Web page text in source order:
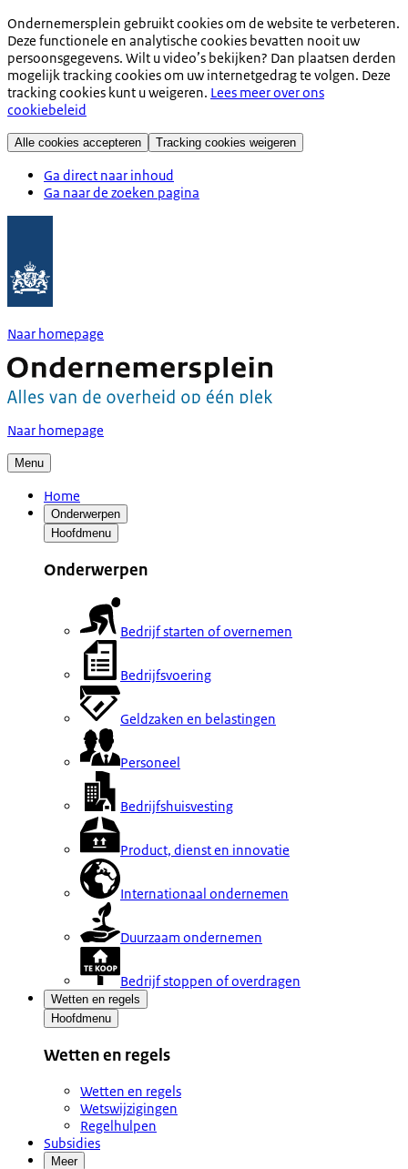
Ondernemersplein gebruikt cookies om de website te verbeteren.
Deze functionele en analytische cookies bevatten nooit uw
persoonsgegevens. Wilt u video’s bekijken? Dan plaatsen derden
mogelijk tracking cookies om uw internetgedrag te volgen. Deze
tracking cookies kunt u weigeren. Lees meer over ons
cookiebeleid
Alle cookies accepteren Tracking cookies weigeren
Ga direct naar inhoud
Ga naar de zoeken pagina
Naar homepage
Naar homepage
Menu
Home
Onderwerpen
Hoofdmenu
Onderwerpen
Bedrijf starten of overnemen
Bedrijfsvoering
Geldzaken en belastingen
Personeel
Bedrijfshuisvesting
Product, dienst en innovatie
Internationaal ondernemen
Duurzaam ondernemen
Bedrijf stoppen of overdragen
Wetten en regels
Hoofdmenu
Wetten en regels
Wetten en regels
Wetswijzigingen
Regelhulpen
Subsidies
Meer